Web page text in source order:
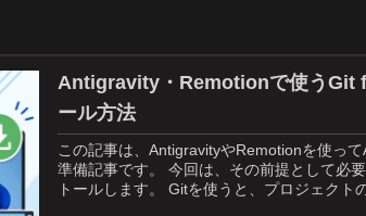
Antigravity・Remotionで使うGit
ール方法
この記事は、AntigravityやRemotionを使っ
準備記事です。 今回は、その前提として必
トールします。 Gitを使うと、プロジェクト